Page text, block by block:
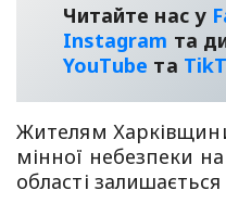
Читайте нас у
Instagram та
YouТube та
Жителям
мінної небезпеки на
області